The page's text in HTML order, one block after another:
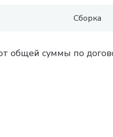
Сборка
общей суммы по